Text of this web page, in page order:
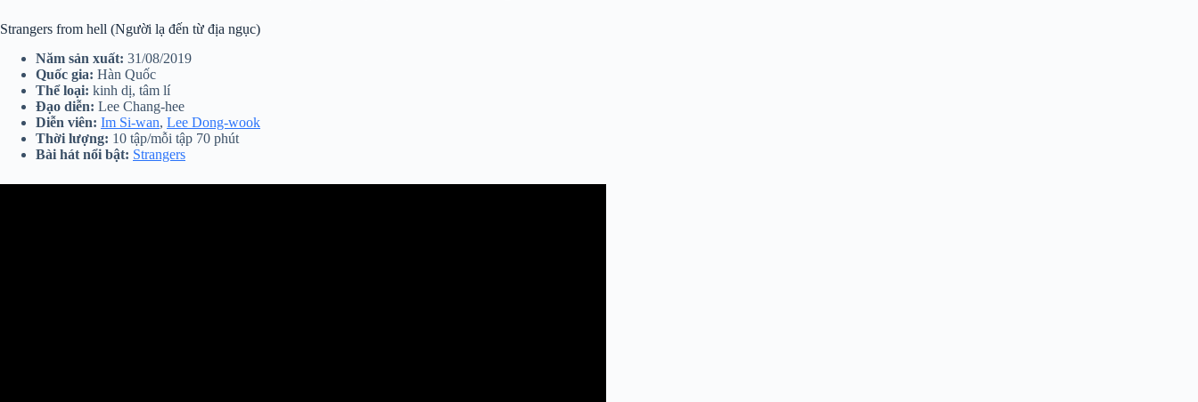
Strangers from hell (Người lạ đến từ địa ngục)
Năm sản xuất: 31/08/2019
Quốc gia: Hàn Quốc
Thể loại: kinh dị, tâm lí
Đạo diễn: Lee Chang-hee
Diễn viên: Im Si-wan, Lee Dong-wook
Thời lượng: 10 tập/mỗi tập 70 phút
Bài hát nổi bật: Strangers